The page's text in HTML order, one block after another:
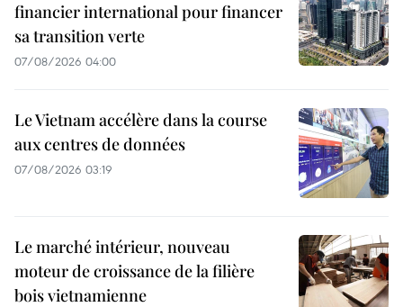
financier international pour financer
sa transition verte
07/08/2026 04:00
Le Vietnam accélère dans la course
aux centres de données
07/08/2026 03:19
Le marché intérieur, nouveau
moteur de croissance de la filière
bois vietnamienne